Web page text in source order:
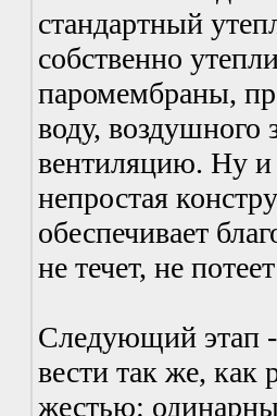
стандартный
собственно
паромембраны,
воду, воздушного
вентиляцию. Ну и
непростая
обеспечивает
не течет, не
Следующий этап
вести так же, как
жестью: